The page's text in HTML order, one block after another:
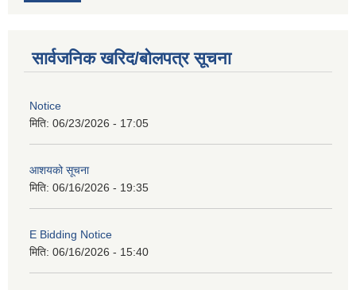
सार्वजनिक खरिद/बोलपत्र सूचना
Notice
मिति: 06/23/2026 - 17:05
आशयको सूचना
मिति: 06/16/2026 - 19:35
E Bidding Notice
मिति: 06/16/2026 - 15:40